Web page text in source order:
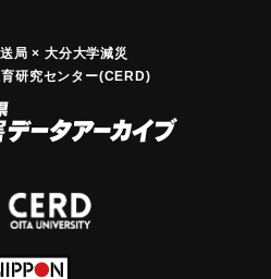
局 × 大分大学減災
研究センター(CERD)